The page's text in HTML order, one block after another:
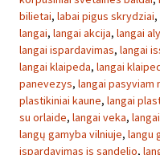
bilietai, labai pigus skrydziai,
langai, langai akcija, langai
langai ispardavimas, langai
langai klaipeda, langai
panevezys, langai pasyviam
plastikiniai kaune, langai
su orlaide, langai veka,
langų gamyba vilniuje, langu
ispardavimas is sandelio,